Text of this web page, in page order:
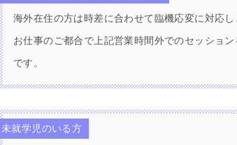
海外在住の方は時差に合わせて臨機応変に対応し
お仕事のご都合で上記営業時間外でのセッショ
です。
未就学児のいる方